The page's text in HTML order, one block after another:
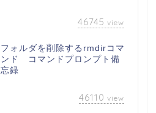
46745 view
フォルダを削除するrmdirコマ
ンド コマンドプロンプト備
忘録
46110 view